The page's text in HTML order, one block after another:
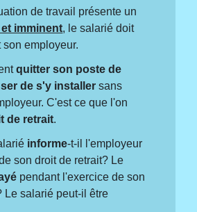
de travail présente un
imminent, le salarié doit
employeur.
quitter son poste de
de s'y installer sans
C'est ce que l'on
de retrait.
informe-t-il l'employeur
son droit de retrait? Le
pendant l'exercice de son
Le salarié peut-il être